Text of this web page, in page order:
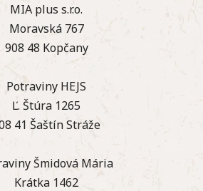
MIA plus s.r.o.
Moravská 767
908 48 Kopčany
Potraviny HEJS
Ľ. Štúra 1265
41 Šaštín Stráže
Šmidová Mária
Krátka 1462